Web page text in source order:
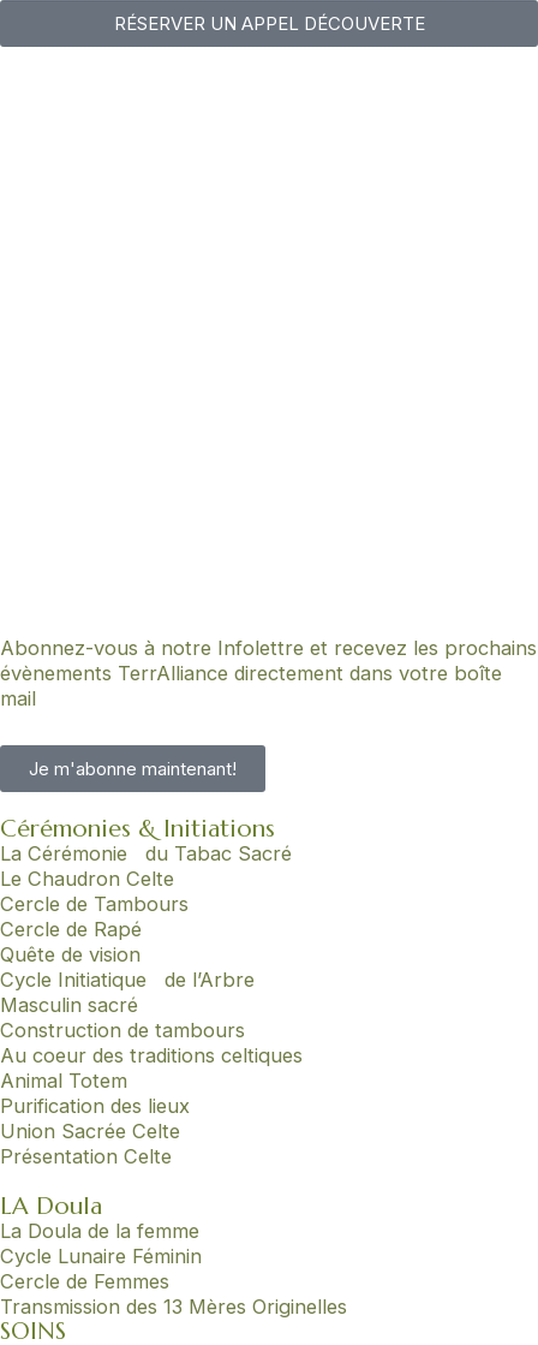
RÉSERVER UN APPEL DÉCOUVERTE​
Abonnez-vous à notre Infolettre et recevez les prochains
évènements TerrAlliance directement dans votre boîte
mail
Je m'abonne maintenant!
Cérémonies & Initiations
La Cérémonie du Tabac Sacré
Le Chaudron Celte
Cercle de Tambours
Cercle de Rapé
Quête de vision
Cycle Initiatique de l’Arbre
Masculin sacré
Construction de tambours
Au coeur des traditions celtiques
Animal Totem
Purification des lieux
Union Sacrée Celte
Présentation Celte
LA Doula
La Doula de la femme
Cycle Lunaire Féminin
Cercle de Femmes
Transmission des 13 Mères Originelles
SOINS